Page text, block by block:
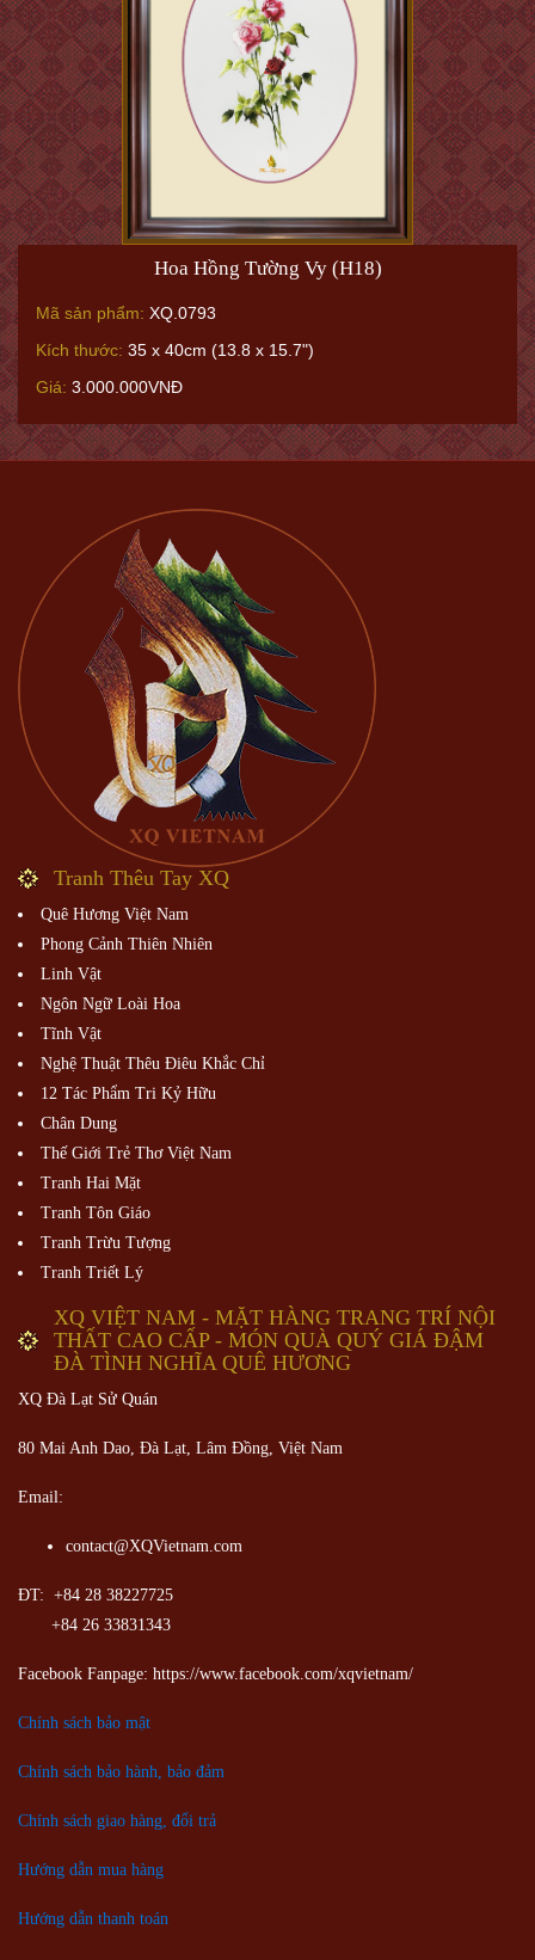
Hoa Hồng Tường Vy (H18)
Mã sản phẩm: XQ.0793
Kích thước: 35 x 40cm (13.8 x 15.7")
Giá: 3.000.000VNĐ
Tranh Thêu Tay XQ
Quê Hương Việt Nam
Phong Cảnh Thiên Nhiên
Linh Vật
Ngôn Ngữ Loài Hoa
Tĩnh Vật
Nghệ Thuật Thêu Điêu Khắc Chỉ
12 Tác Phẩm Tri Kỷ Hữu
Chân Dung
Thế Giới Trẻ Thơ Việt Nam
Tranh Hai Mặt
Tranh Tôn Giáo
Tranh Trừu Tượng
Tranh Triết Lý
XQ VIỆT NAM - MẶT HÀNG TRANG TRÍ NỘI
THẤT CAO CẤP - MÓN QUÀ QUÝ GIÁ ĐẬM
ĐÀ TÌNH NGHĨA QUÊ HƯƠNG
XQ Đà Lạt Sử Quán
80 Mai Anh Dao, Đà Lạt, Lâm Đồng, Việt Nam
Email:
contact@XQVietnam.com
ĐT: +84 28 38227725
+84 26 33831343
Facebook Fanpage: https://www.facebook.com/xqvietnam/
Chính sách bảo mật
Chính sách bảo hành, bảo đảm
Chính sách giao hàng, đổi trả
Hướng dẫn mua hàng
Hướng dẫn thanh toán